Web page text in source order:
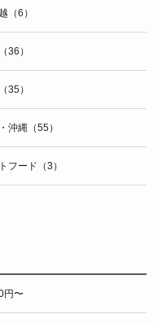
（6）
36）
35）
沖縄（55）
フード（3）
円〜